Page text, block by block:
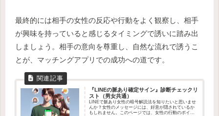
最終的には相手の女性の反応や行動をよく観察し、相手
が興味を持っていると感じるタイミングで誘いに踏み出
しましょう。相手の意向を尊重し、自然な流れで誘うこ
とが、マッチングアプリでの成功への道です。
『LINEの脈あり確定サイン』診断チェックリ
スト（男女共通）
LINEで脈あり女性の暗号解読法を知りたいと思いませ
んか？女性のメッセージには、好意が隠されているか
もしれません。このページでは、女性の行動のポイン